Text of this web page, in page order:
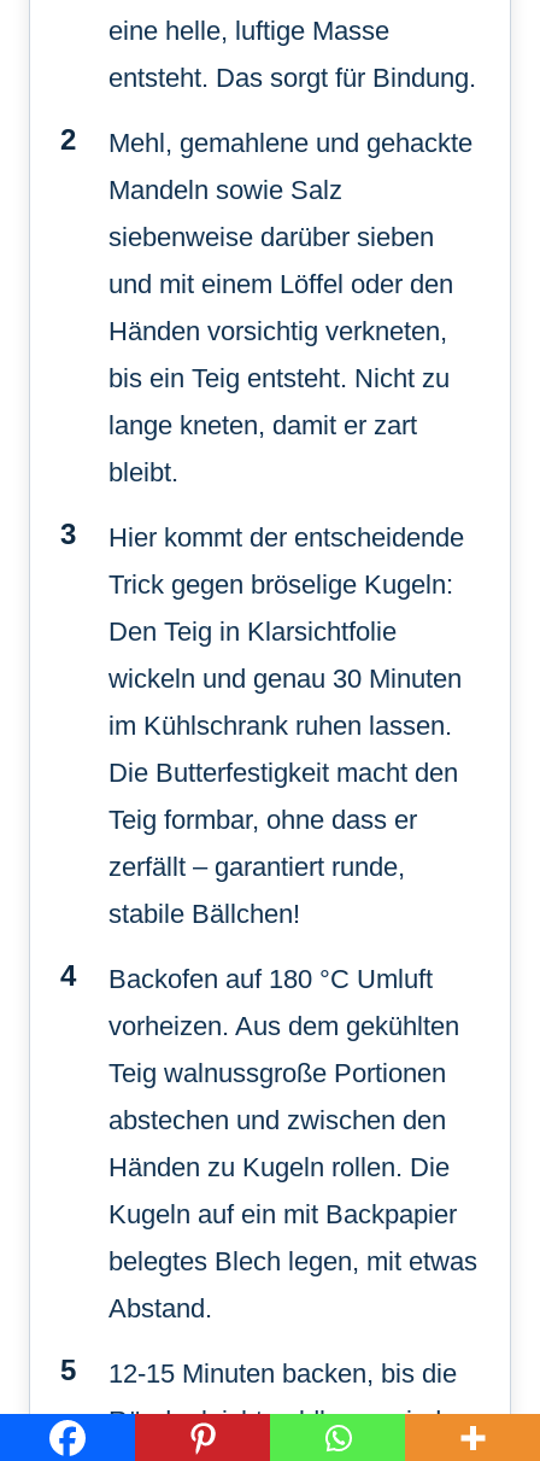
eine helle, luftige Masse
entsteht. Das sorgt für Bindung.
Mehl, gemahlene und gehackte
Mandeln sowie Salz
siebenweise darüber sieben
und mit einem Löffel oder den
Händen vorsichtig verkneten,
bis ein Teig entsteht. Nicht zu
lange kneten, damit er zart
bleibt.
Hier kommt der entscheidende
Trick gegen bröselige Kugeln:
Den Teig in Klarsichtfolie
wickeln und genau 30 Minuten
im Kühlschrank ruhen lassen.
Die Butterfestigkeit macht den
Teig formbar, ohne dass er
zerfällt – garantiert runde,
stabile Bällchen!
Backofen auf 180 °C Umluft
vorheizen. Aus dem gekühlten
Teig walnussgroße Portionen
abstechen und zwischen den
Händen zu Kugeln rollen. Die
Kugeln auf ein mit Backpapier
belegtes Blech legen, mit etwas
Abstand.
12-15 Minuten backen, bis die
Ränder leicht goldbraun sind,